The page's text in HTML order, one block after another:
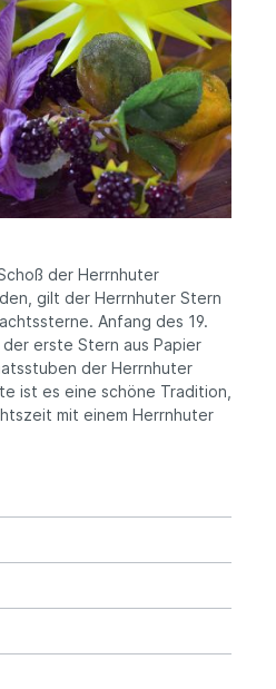
der Herrnhuter
gilt der Herrnhuter Stern
Anfang des 19.
erste Stern aus Papier
der Herrnhuter
ist es eine schöne Tradition,
mit einem Herrnhuter